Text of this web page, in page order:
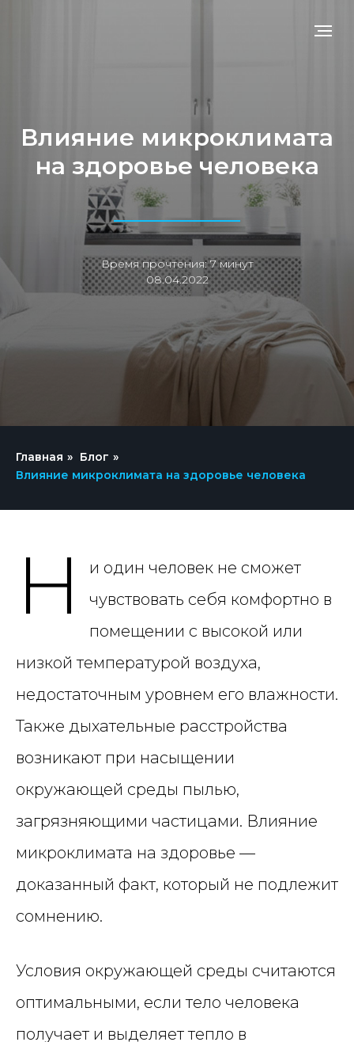
Влияние микроклимата
на здоровье человека
Время прочтения: 7 минут
08.04.2022
Главная » Блог »
Влияние микроклимата на здоровье человека
Н
и один человек не сможет
чувствовать себя комфортно в
помещении с высокой или
низкой температурой воздуха,
недостаточным уровнем его влажности.
Также дыхательные расстройства
возникают при насыщении
окружающей среды пылью,
загрязняющими частицами. Влияние
микроклимата на здоровье —
доказанный факт, который не подлежит
сомнению.
Условия окружающей среды считаются
оптимальными, если тело человека
получает и выделяет тепло в